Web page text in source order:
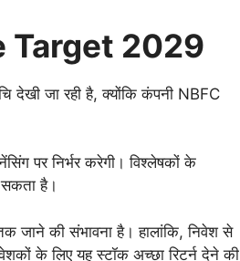
Target 2029
जा रही है, क्योंकि कंपनी NBFC
पर निर्भर करेगी। विश्लेषकों के
है।
जाने की संभावना है। हालांकि, निवेश से
के लिए यह स्टॉक अच्छा रिटर्न देने की